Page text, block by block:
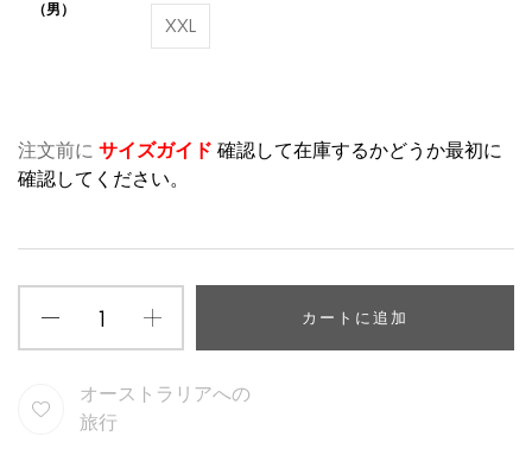
（男）
XXL
注文前に サイズガイド 確認して在庫するかどうか最初に
確認してください。
カートに追加
オーストラリアへの
旅行